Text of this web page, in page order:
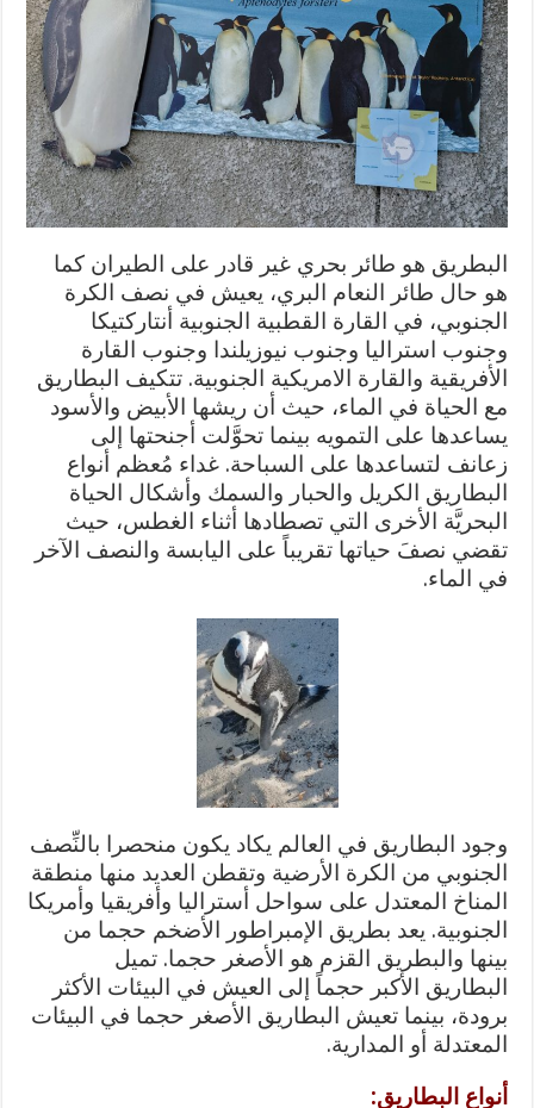
البطريق هو طائر بحري غير قادر على الطيران كما
هو حال طائر النعام البري، يعيش في نصف الكرة
الجنوبي، في القارة القطبية الجنوبية أنتاركتيكا
وجنوب استراليا وجنوب نيوزيلندا وجنوب القارة
الأفريقية والقارة الامريكية الجنوبية. تتكيف البطاريق
مع الحياة في الماء، حيث أن ريشها الأبيض والأسود
يساعدها على التمويه بينما تحوَّلت أجنحتها إلى
زعانف لتساعدها على السباحة. غداء مُعظم أنواع
البطاريق الكريل والحبار والسمك وأشكال الحياة
البحريَّة الأخرى التي تصطادها أثناء الغطس، حيث
تقضي نصفَ حياتها تقريباً على اليابسة والنصف الآخر
في الماء.
وجود البطاريق في العالم يكاد يكون منحصرا بالنِّصف
الجنوبي من الكرة الأرضية وتقطن العديد منها منطقة
المناخ المعتدل على سواحل أستراليا وأفريقيا وأمريكا
الجنوبية. يعد بطريق الإمبراطور الأضخم حجما من
بينها والبطريق القزم هو الأصغر حجما. تميل
البطاريق الأكبر حجماً إلى العيش في البيئات الأكثر
برودة، بينما تعيش البطاريق الأصغر حجما في البيئات
المعتدلة أو المدارية.
أنواع البطاريق: